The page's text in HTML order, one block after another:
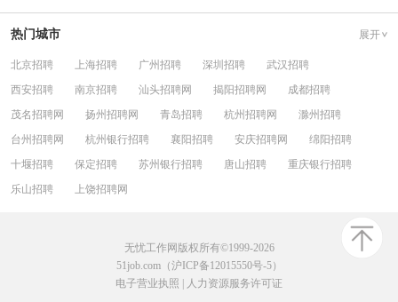
热门城市 展开
北京招聘 上海招聘 广州招聘 深圳招聘
武汉招聘
西安招聘
南京招聘 汕头招聘网 揭阳招聘网
成都招聘
茂名招聘网
扬州招聘网 青岛招聘 杭州招聘网
滁州招聘
台州招聘网
杭州银行招聘 襄阳招聘 安庆招聘网
绵阳招聘
十堰招聘
保定招聘 苏州银行招聘 唐山招聘
重庆银行招聘
乐山招聘
上饶招聘网
无忧工作网版权所有©1999-2026
51job.com（沪ICP备12015550号-5）
电子营业执照
人力资源服务许可证